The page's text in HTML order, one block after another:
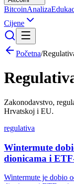
BitcoinAnaliza
Cijene
Početna/
Zakonodavstvo,
Hrvatskoj i EU.
regulativa
Wintermute
dionicama i
Wintermute je dobio